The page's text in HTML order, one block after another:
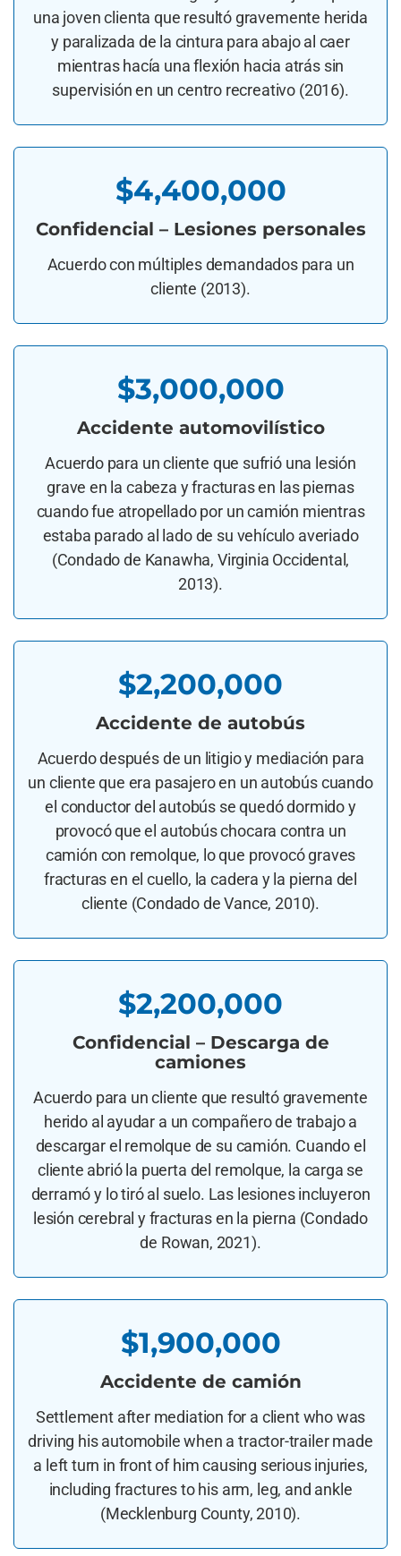
una joven clienta que resultó gravemente herida
y paralizada de la cintura para abajo al caer
mientras hacía una flexión hacia atrás sin
supervisión en un centro recreativo (2016).
$4,400,000
Confidencial – Lesiones personales
Acuerdo con múltiples demandados para un
cliente (2013).
$3,000,000
Accidente automovilístico
Acuerdo para un cliente que sufrió una lesión
grave en la cabeza y fracturas en las piernas
cuando fue atropellado por un camión mientras
estaba parado al lado de su vehículo averiado
(Condado de Kanawha, Virginia Occidental,
2013).
$2,200,000
Accidente de autobús
Acuerdo después de un litigio y mediación para
un cliente que era pasajero en un autobús cuando
el conductor del autobús se quedó dormido y
provocó que el autobús chocara contra un
camión con remolque, lo que provocó graves
fracturas en el cuello, la cadera y la pierna del
cliente (Condado de Vance, 2010).
$2,200,000
Confidencial – Descarga de
camiones
Acuerdo para un cliente que resultó gravemente
herido al ayudar a un compañero de trabajo a
descargar el remolque de su camión. Cuando el
cliente abrió la puerta del remolque, la carga se
derramó y lo tiró al suelo. Las lesiones incluyeron
lesión cerebral y fracturas en la pierna (Condado
de Rowan, 2021).
$1,900,000
Accidente de camión
Settlement after mediation for a client who was
driving his automobile when a tractor-trailer made
a left turn in front of him causing serious injuries,
including fractures to his arm, leg, and ankle
(Mecklenburg County, 2010).